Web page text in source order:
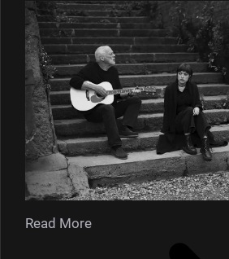
Read More